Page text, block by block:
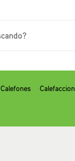
Calefones Calefaccion